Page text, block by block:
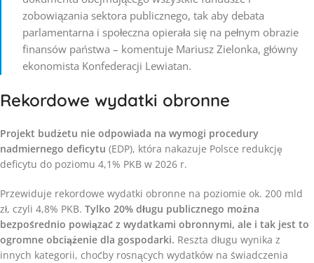
zobowiązania sektora publicznego, tak aby debata
parlamentarna i społeczna opierała się na pełnym obrazie
finansów państwa – komentuje Mariusz Zielonka, główny
ekonomista Konfederacji Lewiatan.
Rekordowe wydatki obronne
Projekt budżetu nie odpowiada na wymogi procedury
nadmiernego deficytu (EDP), która nakazuje Polsce redukcję
deficytu do poziomu 4,1% PKB w 2026 r.
Przewiduje rekordowe wydatki obronne na poziomie ok. 200 mld
zł, czyli 4,8% PKB. Tylko 20% długu publicznego można
bezpośrednio powiązać z wydatkami obronnymi, ale i tak jest to
ogromne obciążenie dla gospodarki. Reszta długu wynika z
innych kategorii, choćby rosnących wydatków na świadczenia